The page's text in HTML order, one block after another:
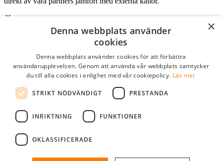
Lösenord
kom ihåg mig
logga in
Kostnadsfri företagsprofil
×
Denna webbplats använder
cookies
Denna webbplats använder cookies för att förbättra
användarupplevelsen. Genom att använda vår webbplats samtycker
du till alla cookies i enlighet med vår cookiepolicy. Läs mer
STRIKT NÖDVÄNDIGT PRESTANDA
INRIKTNING FUNKTIONER
OKLASSIFICERADE